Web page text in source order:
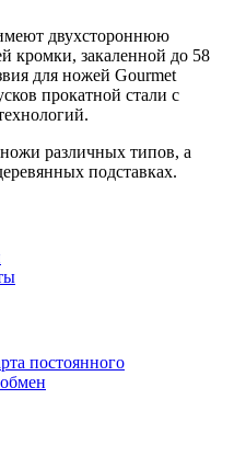
двухстороннюю
кромки, закаленной до 58
для ножей Gourmet
прокатной стали с
различных типов, а
подставках.
постоянного